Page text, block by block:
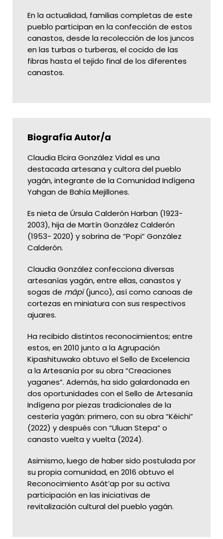
En la actualidad, familias completas de este
pueblo participan en la confección de estos
canastos, desde la recolección de los juncos
en las turbas o turberas, el cocido de las
fibras hasta el tejido final de los diferentes
canastos.
Biografía Autor/a
Claudia Elcira González Vidal es una
destacada artesana y cultora del pueblo
yagán, integrante de la Comunidad Indígena
Yahgan de Bahía Mejillones.
Es nieta de Úrsula Calderón Harban (1923-
2003), hija de Martín González Calderón
(1953- 2020) y sobrina de “Popi” González
Calderón.
Claudia González confecciona diversas
artesanías yagán, entre ellas, canastos y
sogas de mápi(junco), así como canoas de
cortezas en miniatura con sus respectivos
ajuares.
Ha recibido distintos reconocimientos; entre
estos, en 2010 junto a la Agrupación
Kipashituwako obtuvo el Sello de Excelencia
a la Artesanía por su obra “Creaciones
yaganes”. Además, ha sido galardonada en
dos oportunidades con el Sello de Artesanía
Indígena por piezas tradicionales de la
cestería yagán: primero, con su obra “Kéichi”
(2022) y después con “Uluan Stepa” o
canasto vuelta y vuelta (2024).
Asimismo, luego de haber sido postulada por
su propia comunidad, en 2016 obtuvo el
Reconocimiento Asát’ap por su activa
participación en las iniciativas de
revitalización cultural del pueblo yagán.